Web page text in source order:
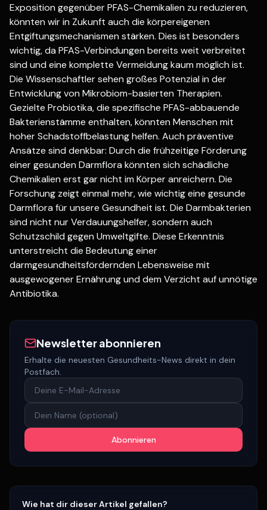
Exposition gegenüber PFAS-Chemikalien zu reduzieren,
könnten wir in Zukunft auch die körpereigenen
Entgiftungsmechanismen stärken. Dies ist besonders
wichtig, da PFAS-Verbindungen bereits weit verbreitet
sind und eine komplette Vermeidung kaum möglich ist.
Die Wissenschaftler sehen großes Potenzial in der
Entwicklung von Mikrobiom-basierten Therapien.
Gezielte Probiotika, die spezifische PFAS-abbauende
Bakterienstämme enthalten, könnten Menschen mit
hoher Schadstoffbelastung helfen. Auch präventive
Ansätze sind denkbar: Durch die frühzeitige Förderung
einer gesunden Darmflora könnten sich schädliche
Chemikalien erst gar nicht im Körper anreichern. Die
Forschung zeigt einmal mehr, wie wichtig eine gesunde
Darmflora für unsere Gesundheit ist. Die Darmbakterien
sind nicht nur Verdauungshelfer, sondern auch
Schutzschild gegen Umweltgifte. Diese Erkenntnis
unterstreicht die Bedeutung einer
darmgesundheitsfördernden Lebensweise mit
ausgewogener Ernährung und dem Verzicht auf unnötige
Antibiotika.
Newsletter abonnieren
Erhalte die neuesten Gesundheits-News direkt in dein
Postfach.
Abonnieren
Wie hat dir dieser Artikel gefallen?